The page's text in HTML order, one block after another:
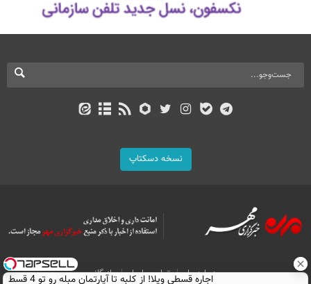
نسخه دسکتاپ
درباره ما تماس با ما بازرگانی اجاره‌ قسطی ویلا! از کلبه تا آپارتمان مبله رو تو 4 قسط